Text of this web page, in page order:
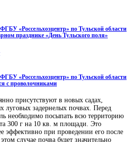
«Россельхозцентр» по Тульской области
празднике «День Тульского поля»
«Россельхозцентр» по Тульской области
с проволочниками
присутствуют в новых садах,
луговых задернелых почвах. Перед
необходимо посыпать всю территорию
300 г на 10 кв. м площади. Это
эффективно при проведении его после
случае почва будет значительно